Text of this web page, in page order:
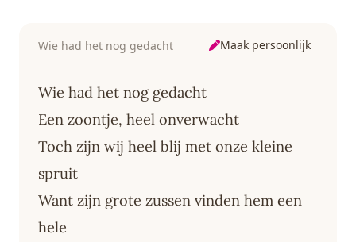
Wie had het nog gedacht Maak persoonlijk
Wie had het nog gedacht
Een zoontje, heel onverwacht
Toch zijn wij heel blij met onze kleine
spruit
Want zijn grote zussen vinden hem een
hele